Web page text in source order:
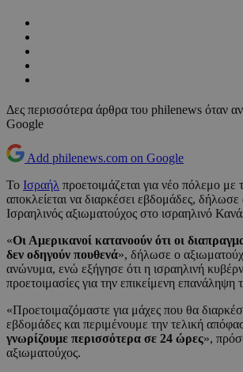
Δες περισσότερα άρθρα του philenews όταν
Google
Add philenews.com on Google
Το Ισραήλ προετοιμάζεται για νέο πόλεμο με
αποκλείεται να διαρκέσει εβδομάδες,
Ισραηλινός αξιωματούχος στο ισραηλινό
«Οι Αμερικανοί κατανοούν ότι οι
δεν οδηγούν πουθενά», δήλωσε ο
ανώνυμα, ενώ εξήγησε ότι η ισραηλινή
προετοιμασίες για την επικείμενη επανάληψη
«Προετοιμαζόμαστε για μάχες που θα
εβδομάδες και περιμένουμε την τελική
γνωρίζουμε περισσότερα σε 24 ώρες»,
αξιωματούχος.